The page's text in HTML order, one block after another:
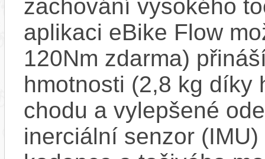
zachování vysokého
aplikaci eBike Flow
120Nm zdarma)
hmotnosti (2,8 kg díky
chodu a vylepšené
inerciální senzor